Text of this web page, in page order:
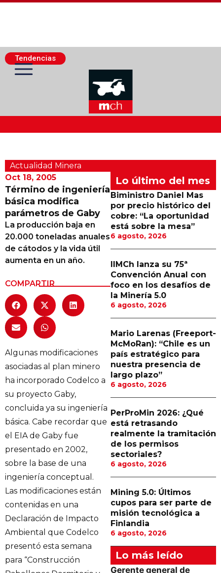
Tendencias
Actualidad Minera
Minería Superficie
Minerí­a Subterránea
Proveedores
Canal Digital
Calendario de Eventos
Revistas Digital
Siguenos
Actualidad Minera
Oct 18, 2005
Término de ingeniería
básica modifica
parámetros de Gaby
La producción baja en
20.000 toneladas anuales
de cátodos y la vida útil
aumenta en un año.
COMPARTIR
Algunas modificaciones
asociadas al plan minero
ha incorporado Codelco a
su proyecto Gaby,
concluida ya su ingeniería
básica. Cabe recordar que
el EIA de Gaby fue
presentado en 2002,
sobre la base de una
ingeniería conceptual.
Las modificaciones están
contenidas en una
Declaración de Impacto
Ambiental que Codelco
presentó esta semana
para “Construcción
Lo último del mes
Biministro Daniel Mas
por precio histórico del
cobre: “La oportunidad
está sobre la mesa”
6 agosto, 2026
IIMCh lanza su 75ª
Convención Anual con
foco en los desafíos de
la Minería 5.0
6 agosto, 2026
Mario Larenas (Freeport-
McMoRan): “Chile es un
país estratégico para
nuestra presencia de
largo plazo”
6 agosto, 2026
PerProMin 2026: ¿Qué
está retrasando
realmente la tramitación
de los permisos
sectoriales?
6 agosto, 2026
Mining 5.0: Últimos
cupos para ser parte de
misión tecnológica a
Finlandia
6 agosto, 2026
Lo más leído
Gerente general de